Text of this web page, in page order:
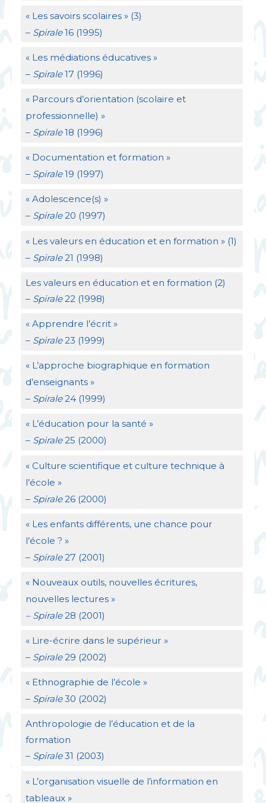
« Les savoirs scolaires » (3)
– Spirale16 (1995)
« Les médiations éducatives »
– Spirale17 (1996)
« Parcours d’orientation (scolaire et
professionnelle) »
– Spirale18 (1996)
« Documentation et formation »
– Spirale19 (1997)
« Adolescence(s) »
– Spirale20 (1997)
« Les valeurs en éducation et en formation » (1)
– Spirale21 (1998)
Les valeurs en éducation et en formation (2)
–Spirale22 (1998)
« Apprendre l’écrit »
– Spirale23 (1999)
« L’approche biographique en formation
d’enseignants »
– Spirale24 (1999)
« L’éducation pour la santé »
– Spirale25 (2000)
« Culture scientifique et culture technique à
l’école »
– Spirale26 (2000)
« Les enfants différents, une chance pour
l’école ? »
– Spirale27 (2001)
« Nouveaux outils, nouvelles écritures,
nouvelles lectures »
– Spirale28 (2001)
« Lire-écrire dans le supérieur »
– Spirale29 (2002)
« Ethnographie de l’école »
– Spirale30 (2002)
Anthropologie de l’éducation et de la
formation
– Spirale31 (2003)
« L’organisation visuelle de l’information en
tableaux »